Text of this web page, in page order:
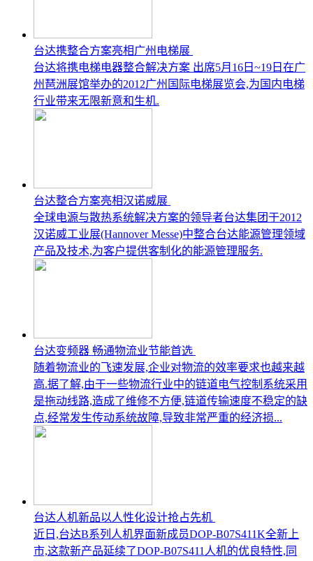
台达携整合方案亮相广州电梯展
台达将携电梯电器整合解决方案 出席5月16日~19日在广
州琶洲展馆举办的2012广州国际电梯展览会,为国内电梯
行业带来无限新意和生机.
台达整合方案亮相汉诺威展
全球电源与散热系统解决方案的领导者台达集团于2012
汉诺威工业展(Hannover Messe)中整合台达能源管理领域
产品及技术,为客户提供客制化的能源管理服务.
台达变频器 畅通物流业节能首选
随着物流业的飞速发展,企业对物流的效率要求也越来越
高.据了解,由于一些物流行业中的链道电气控制系统采用
是拖动线路,造成了维修不方便,链道传输速度不稳定的缺
点,经常发生传动系统故障,导致非常严重的经济损...
台达人机新品以人性化设计抢占先机
近日,台达B系列人机界面新成员DOP-B07S411K全新上
市,这款新产品延续了DOP-B07S411人机的优良特性,同